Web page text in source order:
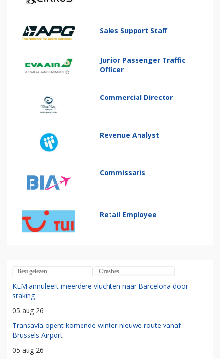
Sales Support Staff
Junior Passenger Traffic
Officer
Commercial Director
Revenue Analyst
Commissaris
Retail Employee
Best gelezen Crashes
KLM annuleert meerdere vluchten naar Barcelona door
staking
05 aug 26
Transavia opent komende winter nieuwe route vanaf
Brussels Airport
05 aug 26